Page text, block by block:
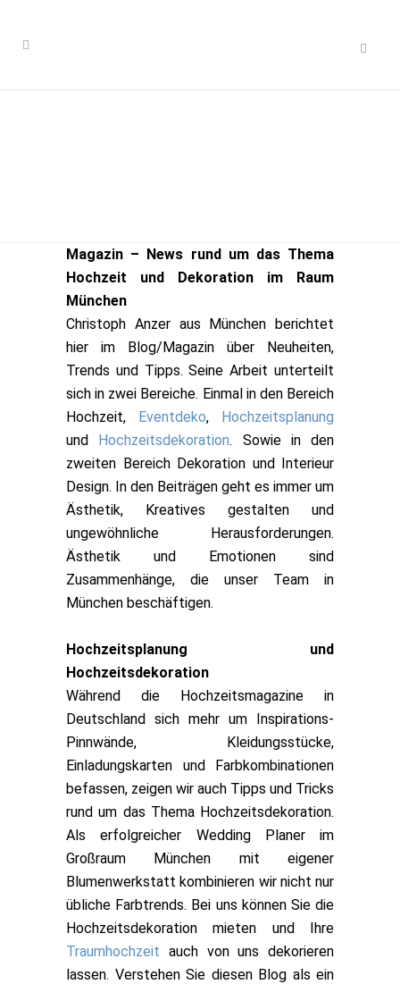
Magazin – News rund um das Thema
Hochzeit und Dekoration im Raum
München
Christoph Anzer aus München berichtet
hier im Blog/Magazin über Neuheiten,
Trends und Tipps. Seine Arbeit unterteilt
sich in zwei Bereiche. Einmal in den Bereich
Hochzeit, Eventdeko, Hochzeitsplanung
und Hochzeitsdekoration. Sowie in den
zweiten Bereich Dekoration und Interieur
Design. In den Beiträgen geht es immer um
Ästhetik, Kreatives gestalten und
ungewöhnliche Herausforderungen.
Ästhetik und Emotionen sind
Zusammenhänge, die unser Team in
München beschäftigen.
Hochzeitsplanung und
Hochzeitsdekoration
Während die Hochzeitsmagazine in
Deutschland sich mehr um Inspirations-
Pinnwände, Kleidungsstücke,
Einladungskarten und Farbkombinationen
befassen, zeigen wir auch Tipps und Tricks
rund um das Thema Hochzeitsdekoration.
Als erfolgreicher Wedding Planer im
Großraum München mit eigener
Blumenwerkstatt kombinieren wir nicht nur
übliche Farbtrends. Bei uns können Sie die
Hochzeitsdekoration mieten und Ihre
Traumhochzeit auch von uns dekorieren
lassen. Verstehen Sie diesen Blog als ein